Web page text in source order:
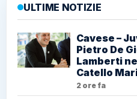
ULTIME NOTIZIE
Cavese –
Pietro De
Lamberti
Catello
2 ore fa